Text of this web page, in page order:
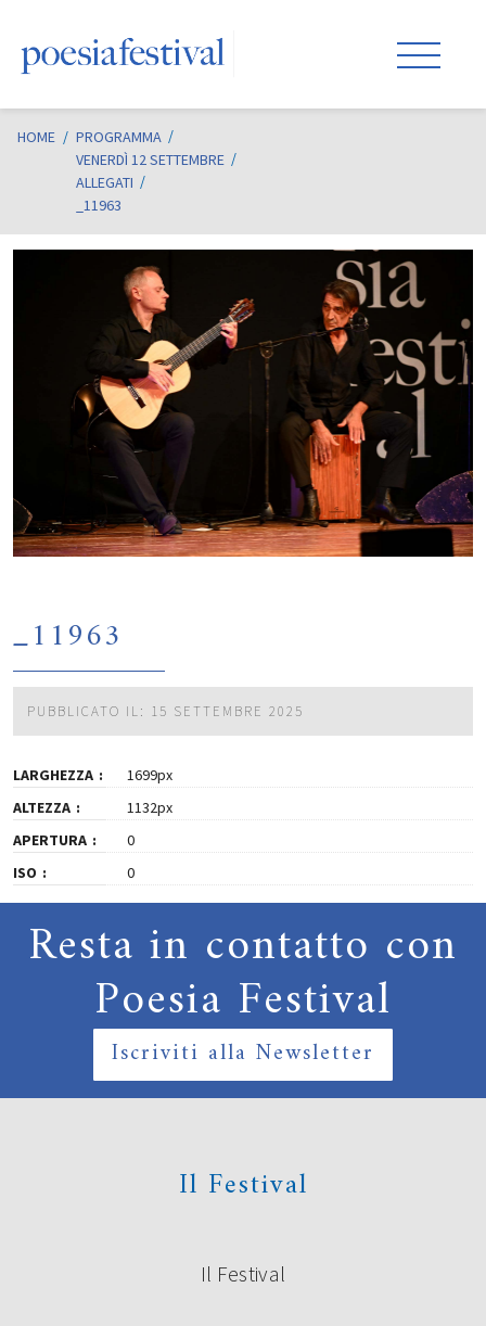
HOME / PROGRAMMA
VENERDÌ 12 SETTEMBRE
ALLEGATI
_11963
_11963
PUBBLICATO IL: 15 SETTEMBRE 2025
LARGHEZZA
1699px
ALTEZZA
1132px
APERTURA
0
ISO
0
Resta in contatto con
Poesia Festival
Iscriviti alla Newsletter
Il Festival
Il Festival